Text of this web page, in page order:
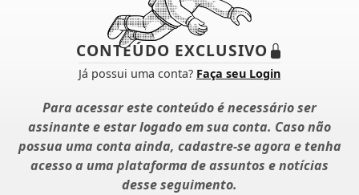
CONTEÚDO EXCLUSIVO
Já possui uma conta? Faça seu Login
Para acessar este conteúdo é necessário ser
assinante e estar logado em sua conta. Caso não
possua uma conta ainda, cadastre-se agora e tenha
acesso a uma plataforma de assuntos e notícias
desse seguimento.